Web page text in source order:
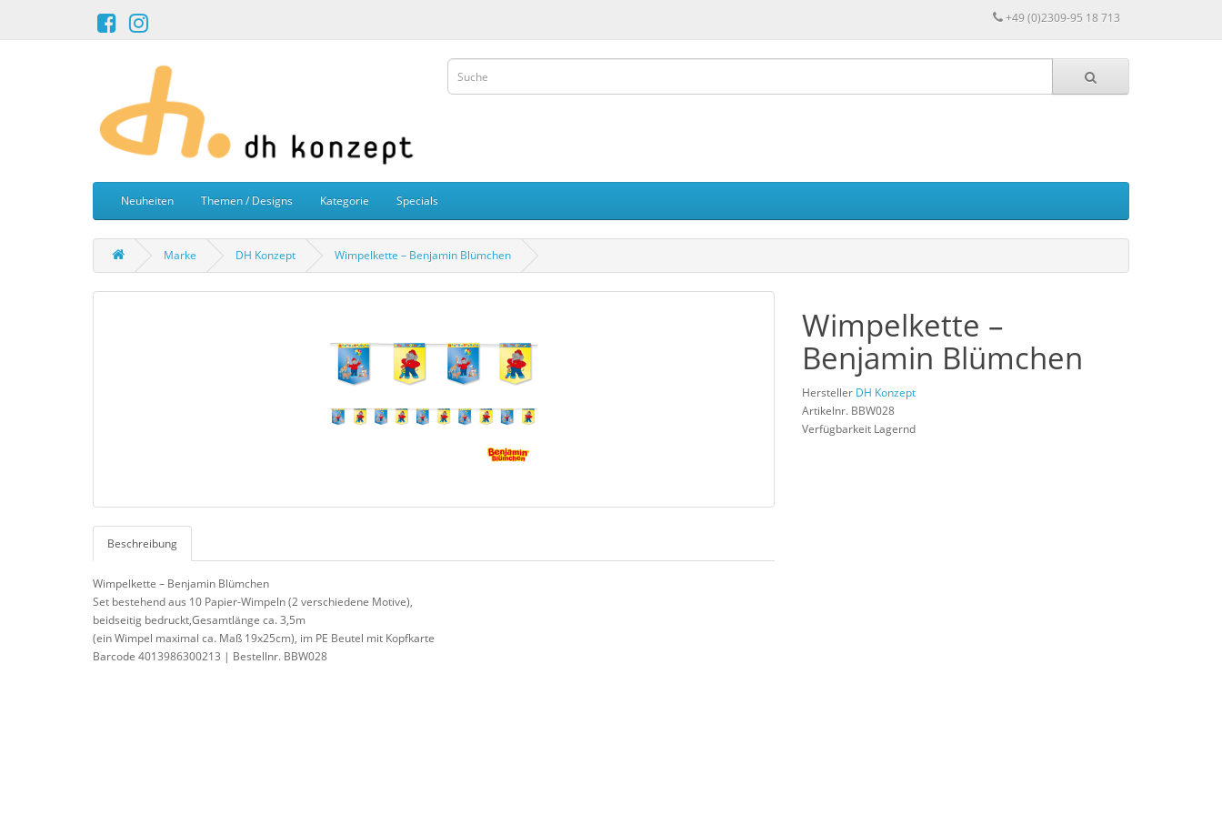
+49 (0)2309-95 18 713
Neuheiten Themen / Designs Kategorie Specials
Marke DH Konzept Wimpelkette – Benjamin Blümchen
Beschreibung
Wimpelkette – Benjamin Blümchen
Set bestehend aus 10 Papier-Wimpeln (2 verschiedene Motive),
beidseitig bedruckt,Gesamtlänge ca. 3,5m
(ein Wimpel maximal ca. Maß 19x25cm), im PE Beutel mit Kopfkarte
Barcode 4013986300213 | Bestellnr. BBW028
Wimpelkette –
Benjamin Blümchen
Hersteller DH Konzept
Artikelnr. BBW028
Verfügbarkeit Lagernd